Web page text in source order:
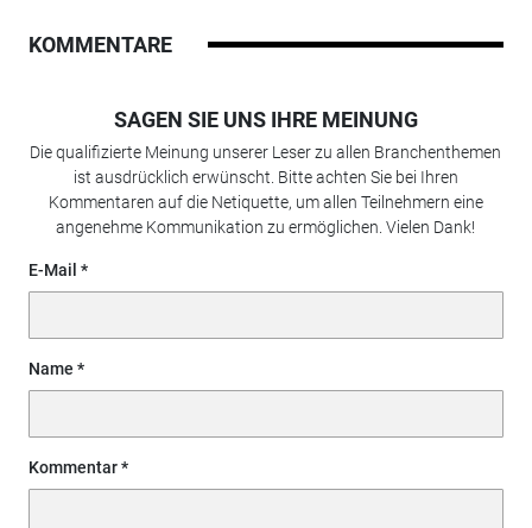
KOMMENTARE
SAGEN SIE UNS IHRE MEINUNG
Die qualifizierte Meinung unserer Leser zu allen Branchenthemen
ist ausdrücklich erwünscht. Bitte achten Sie bei Ihren
Kommentaren auf die Netiquette, um allen Teilnehmern eine
angenehme Kommunikation zu ermöglichen. Vielen Dank!
E-Mail
Name
Kommentar